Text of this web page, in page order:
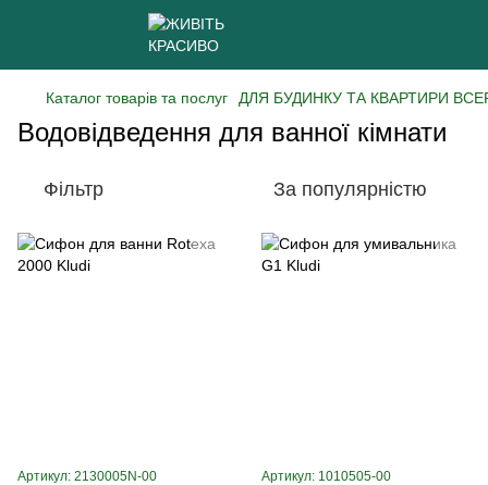
Каталог товарів та послуг ДЛЯ БУДИНКУ ТА КВАРТИРИ
Водовідведення для ванної кімнати
Фільтр За популярністю
Артикул: 2130005N-00 Артикул: 1010505-00